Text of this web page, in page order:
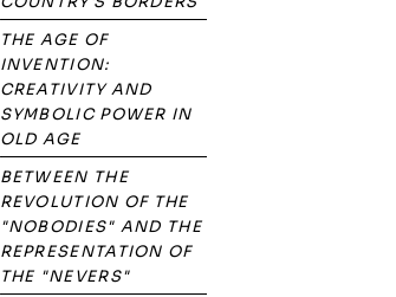
THE AGE OF
INVENTION:
CREATIVITY AND
SYMBOLIC POWER IN
OLD AGE
BETWEEN THE
REVOLUTION OF THE
"NOBODIES" AND THE
REPRESENTATION OF
THE "NEVERS"